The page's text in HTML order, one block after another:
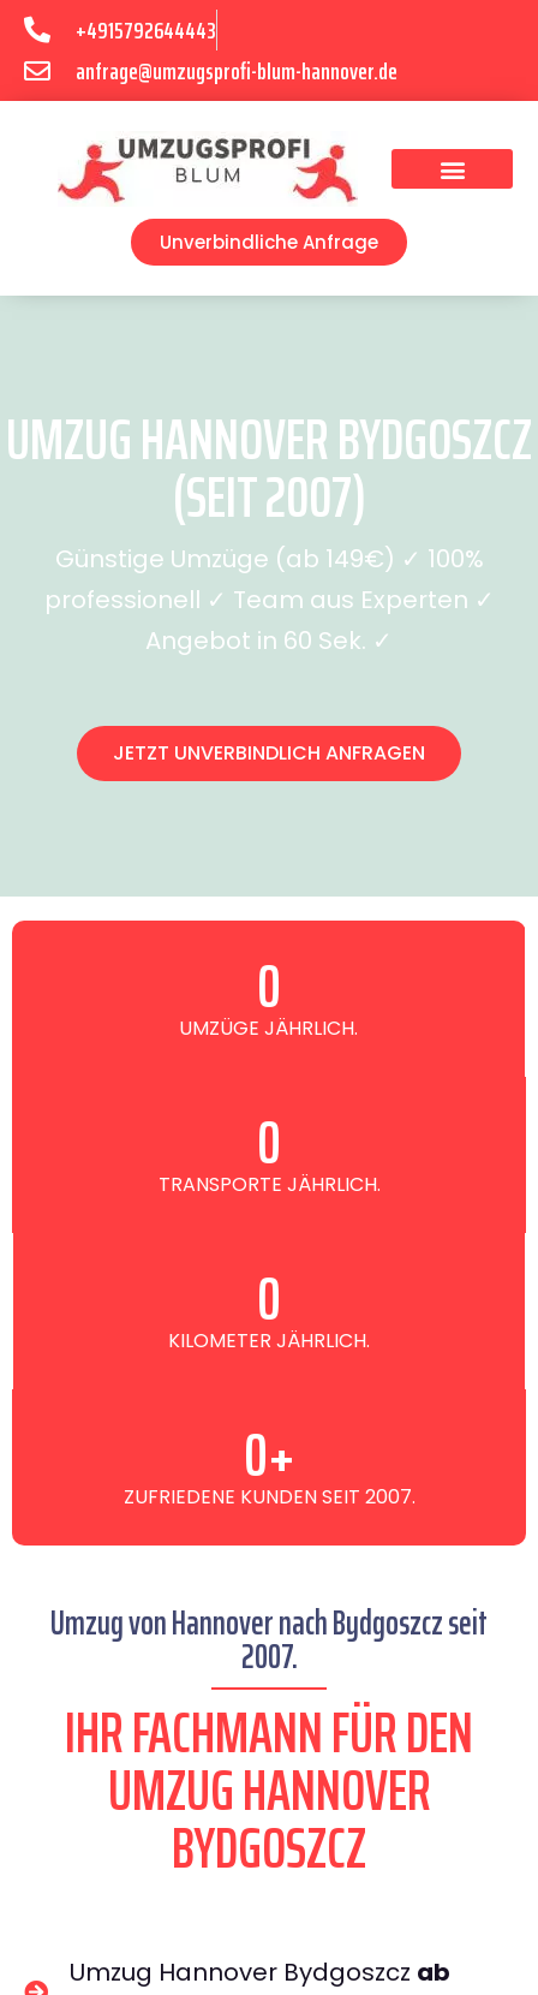
+4915792644443
anfrage@umzugsprofi-blum-hannover.de
Unverbindliche Anfrage
UMZUG HANNOVER BYDGOSZCZ
(SEIT 2007)
Günstige Umzüge (ab 149€) ✓ 100%
professionell ✓ Team aus Experten ✓
Angebot in 60 Sek. ✓
JETZT UNVERBINDLICH ANFRAGEN
UMZÜGE JÄHRLICH.
0
TRANSPORTE JÄHRLICH.
0
KILOMETER JÄHRLICH.
0
ZUFRIEDENE KUNDEN SEIT 2007.
0+
Umzug von Hannover nach Bydgoszcz seit
2007.
IHR FACHMANN FÜR DEN
UMZUG HANNOVER
BYDGOSZCZ
Umzug Hannover Bydgoszcz ab